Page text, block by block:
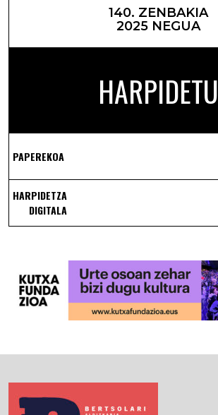
140. ZENBAKIA
2025 NEGUA
HARPIDETU
PAPEREKOA
HARPIDETZA
DIGITALA